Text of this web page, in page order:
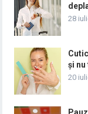
28
și
20